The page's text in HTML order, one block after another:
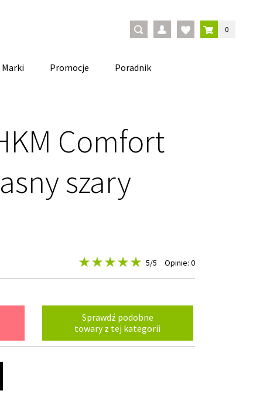
0
Marki Promocje Poradnik
Comfort
szary
5/5 Opinie: 0
Sprawdź podobne
towary z tej kategorii